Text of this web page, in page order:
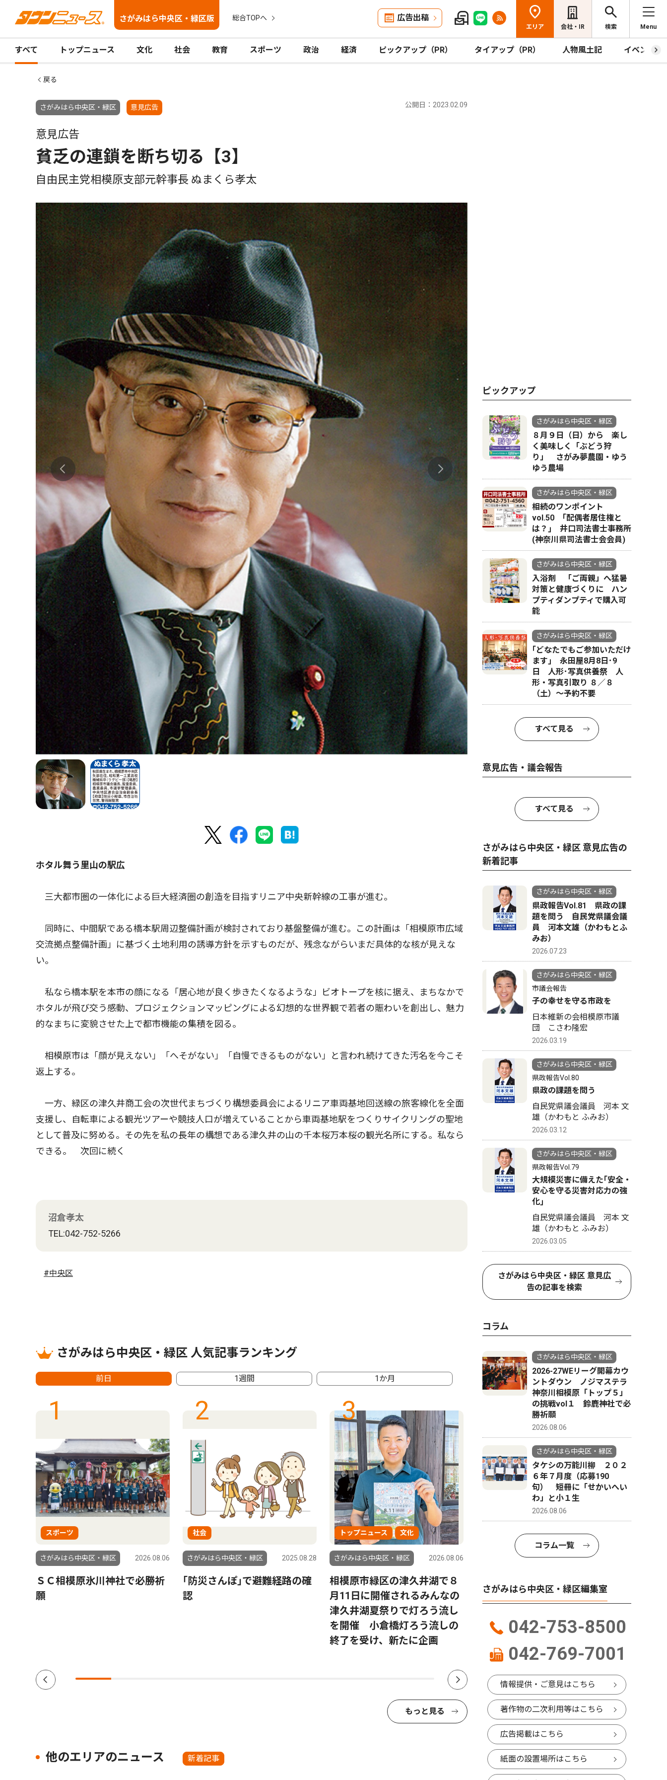
さがみはら中央区・緑区版 総合TOPへ 広告出稿
エリア 会社・IR 検索 Menu
すべて トップニュース 文化 社会 教育 スポーツ 政治 経済 ピックアップ（PR） タイアップ（PR） 人物風土記 イベント
戻る
さがみはら中央区・緑区 意見広告 公開日：2023.02.09
意見広告
貧乏の連鎖を断ち切る【3】
自由民主党相模原支部元幹事長 ぬまくら孝太
ホタル舞う里山の駅広
三大都市圏の一体化による巨大経済圏の創造を目指すリニア中央新幹線の工事が進む。
同時に、中間駅である橋本駅周辺整備計画が検討されており基盤整備が進む。この計画は「相模原市広域
交流拠点整備計画」に基づく土地利用の誘導方針を示すものだが、残念ながらいまだ具体的な核が見えな
い。
私なら橋本駅を本市の顔になる「居心地が良く歩きたくなるような」ビオトープを核に据え、まちなかで
ホタルが飛び交う感動、プロジェクションマッピングによる幻想的な世界観で若者の賑わいを創出し、魅力
的なまちに変貌させた上で都市機能の集積を図る。
相模原市は「顔が見えない」「へそがない」「自慢できるものがない」と言われ続けてきた汚名を今こそ
返上する。
一方、緑区の津久井商工会の次世代まちづくり構想委員会によるリニア車両基地回送線の旅客線化を全面
支援し、自転車による観光ツアーや競技人口が増えていることから車両基地駅をつくりサイクリングの聖地
として普及に努める。その先を私の長年の構想である津久井の山の千本桜万本桜の観光名所にする。私なら
できる。 次回に続く
沼倉孝太
TEL:042-752-5266
#中央区
さがみはら中央区・緑区 人気記事ランキング
前日 1週間 1か月
1
スポーツ
さがみはら中央区・緑区 2026.08.06
ＳＣ相模原氷川神社で必勝祈
願
2
社会
さがみはら中央区・緑区 2025.08.28
｢防災さんぽ｣で避難経路の確
認
3
トップニュース 文化
さがみはら中央区・緑区 2026.08.06
相模原市緑区の津久井湖で８
月11日に開催されるみんなの
津久井湖夏祭りで灯ろう流し
を開催 小倉橋灯ろう流しの
終了を受け、新たに企画
さがみはら中央区・緑区 2026.08.06
展 見上げる土偶？（期間
もっと見る
他のエリアのニュース 新着記事
ピックアップ
さがみはら中央区・緑区
８月９日（日）から 楽し
く美味しく「ぶどう狩
り」 さがみ夢農園・ゆう
ゆう農場
さがみはら中央区・緑区
相続のワンポイント
vol.50 ｢配偶者居住権と
は？｣ 井口司法書士事務所
(神奈川県司法書士会会員)
さがみはら中央区・緑区
入浴剤 「ご両親」へ猛暑
対策と健康づくりに ハン
プティダンプティで購入可
能
さがみはら中央区・緑区
｢どなたでもご参加いただけ
ます｣ 永田屋8月8日･9
日 人形･写真供養祭 人
形・写真引取り ８／８
（土）〜予約不要
すべて見る
意見広告・議会報告
すべて見る
さがみはら中央区・緑区 意見広告の
新着記事
さがみはら中央区・緑区
県政報告Vol.81 県政の課
題を問う 自民党県議会議
員 河本文雄（かわもとふ
みお）
2026.07.23
さがみはら中央区・緑区
市議会報告
子の幸せを守る市政を
日本維新の会相模原市議
団 こさわ隆宏
2026.03.19
さがみはら中央区・緑区
県政報告Vol.80
県政の課題を問う
自民党県議会議員 河本 文
雄（かわもと ふみお）
2026.03.12
さがみはら中央区・緑区
県政報告Vol.79
大規模災害に備えた｢安全・
安心を守る災害対応力の強
化｣
自民党県議会議員 河本 文
雄（かわもと ふみお）
2026.03.05
さがみはら中央区・緑区 意見広
告の記事を検索
コラム
さがみはら中央区・緑区
2026-27WEリーグ開幕カウ
ントダウン ノジマステラ
神奈川相模原「トップ５」
の挑戦vol１ 鈴鹿神社で必
勝祈願
2026.08.06
さがみはら中央区・緑区
タケシの万能川柳 ２０２
６年７月度（応募190
句） 短冊に「せかいへい
わ」と小１生
2026.08.06
コラム一覧
さがみはら中央区・緑区編集室
042-753-8500
042-769-7001
情報提供・ご意見はこちら
著作物の二次利用等はこちら
広告掲載はこちら
紙面の設置場所はこちら